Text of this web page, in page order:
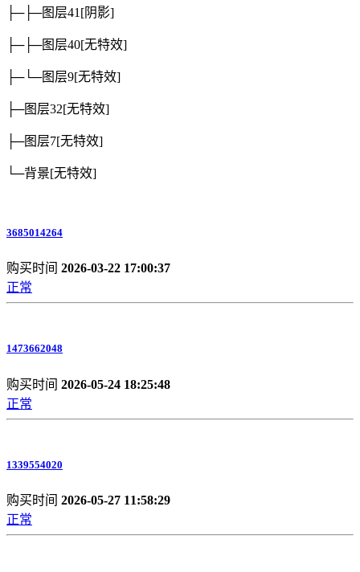
├─├─图层41 [阴影]
├─├─图层40[无特效]
├─└─图层9[无特效]
├─图层32[无特效]
├─图层7[无特效]
└─背景[无特效]
3685014264
购买时间 2026-03-22 17:00:37
正常
1473662048
购买时间 2026-05-24 18:25:48
正常
1339554020
购买时间 2026-05-27 11:58:29
正常